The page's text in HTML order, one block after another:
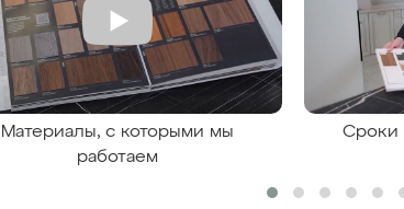
Материалы, с которыми мы
работаем
Сроки